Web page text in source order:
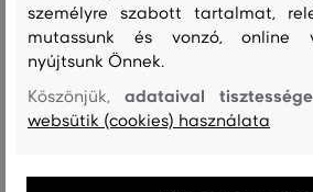
személyre szabott tartalmat,
mutassunk és vonzó, online
nyújtsunk Önnek.
Köszönjük,adataival
websütik (cookies) használata